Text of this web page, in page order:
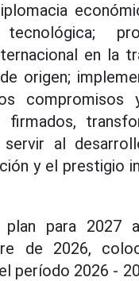
en la
origen;
compromisos
firmados,
servir al
y el prestigio
plan para 2027
de 2026,
período 2026 -